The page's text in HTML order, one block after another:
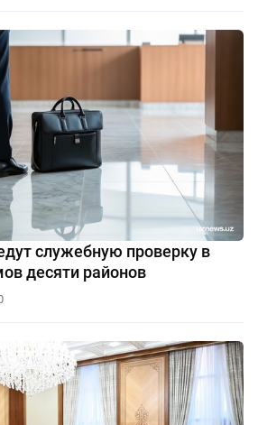
служебную проверку в
десяти районов